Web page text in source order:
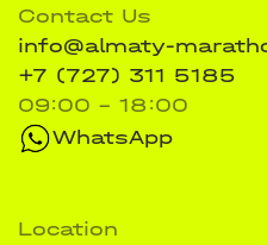
Contact Us
info@almaty-
+7 (727) 311 5185
09:00 - 18:00
WhatsApp
Location